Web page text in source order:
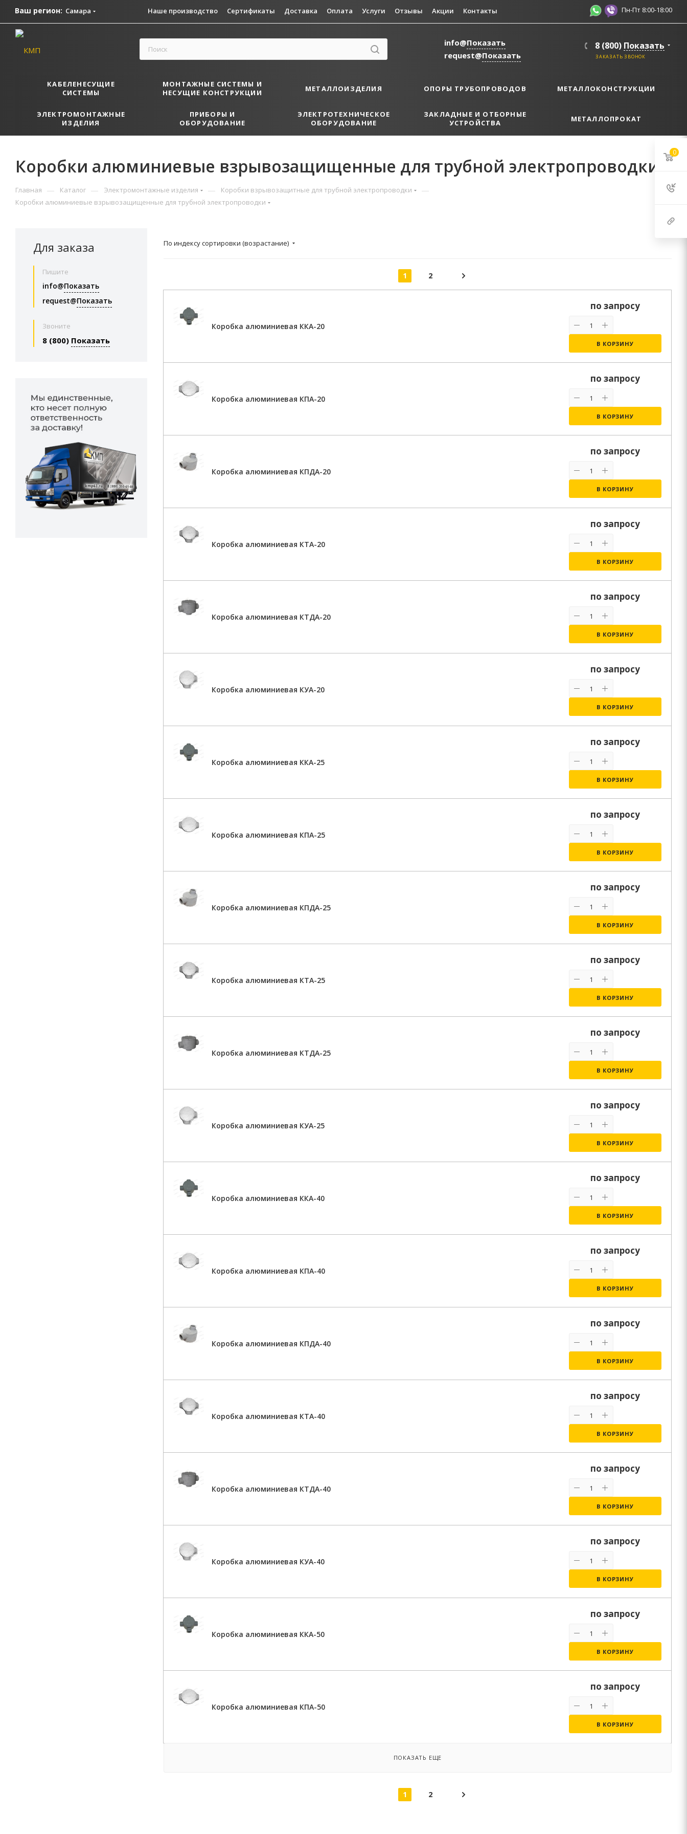
Ваш регион: Самара Наше производство Сертификаты Доставка Оплата Услуги Отзывы Акции Контакты Пн-Пт 8:00-18:00
info@Показать
request@Показать
8 (800) Показать
ЗАКАЗАТЬ ЗВОНОК
КАБЕЛЕНЕСУЩИЕ
СИСТЕМЫ
МОНТАЖНЫЕ СИСТЕМЫ И
НЕСУЩИЕ КОНСТРУКЦИИ
МЕТАЛЛОИЗДЕЛИЯ ОПОРЫ ТРУБОПРОВОДОВ МЕТАЛЛОКОНСТРУКЦИИ
ЭЛЕКТРОМОНТАЖНЫЕ
ИЗДЕЛИЯ
ПРИБОРЫ И
ОБОРУДОВАНИЕ
ЭЛЕКТРОТЕХНИЧЕСКОЕ
ОБОРУДОВАНИЕ
ЗАКЛАДНЫЕ И ОТБОРНЫЕ
УСТРОЙСТВА
МЕТАЛЛОПРОКАТ
Коробки алюминиевые взрывозащищенные для трубной электропроводки
Главная — Каталог — Электромонтажные изделия — Коробки взрывозащитные для трубной электропроводки —
Коробки алюминиевые взрывозащищенные для трубной электропроводки
По индексу сортировки (возрастание)
1 2
Коробка алюминиевая ККА-20
по запросу
В КОРЗИНУ
Коробка алюминиевая КПА-20
по запросу
В КОРЗИНУ
Коробка алюминиевая КПДА-20
по запросу
В КОРЗИНУ
Коробка алюминиевая КТА-20
по запросу
В КОРЗИНУ
Коробка алюминиевая КТДА-20
по запросу
В КОРЗИНУ
Коробка алюминиевая КУА-20
по запросу
В КОРЗИНУ
Коробка алюминиевая ККА-25
по запросу
В КОРЗИНУ
Коробка алюминиевая КПА-25
по запросу
В КОРЗИНУ
Коробка алюминиевая КПДА-25
по запросу
В КОРЗИНУ
Коробка алюминиевая КТА-25
по запросу
В КОРЗИНУ
Коробка алюминиевая КТДА-25
по запросу
В КОРЗИНУ
Коробка алюминиевая КУА-25
по запросу
В КОРЗИНУ
Коробка алюминиевая ККА-40
по запросу
В КОРЗИНУ
Коробка алюминиевая КПА-40
по запросу
В КОРЗИНУ
Коробка алюминиевая КПДА-40
по запросу
В КОРЗИНУ
Коробка алюминиевая КТА-40
по запросу
В КОРЗИНУ
Коробка алюминиевая КТДА-40
по запросу
В КОРЗИНУ
Коробка алюминиевая КУА-40
по запросу
В КОРЗИНУ
Коробка алюминиевая ККА-50
по запросу
В КОРЗИНУ
Коробка алюминиевая КПА-50
по запросу
В КОРЗИНУ
ПОКАЗАТЬ ЕЩЕ
1 2
Для заказа
Пишите
info@Показать
request@Показать
Звоните
8 (800) Показать
0